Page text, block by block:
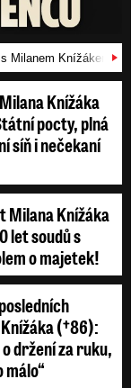
Milanem Knížákem
Knížáka
pocty, plná
síň i nečekaní
Milana Knížáka
let soudů s
o majetek!
(†86):
držení za ruku,
málo“